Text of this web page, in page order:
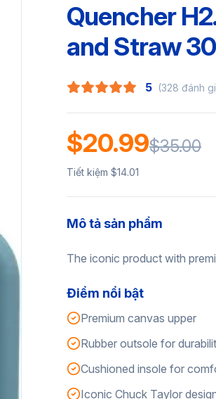
Quencher
and Straw
5 (328 đánh
$20.99$35.00
Tiết kiệm $14.01
Mô tả sản phẩm
The iconic product with
Điểm nổi bật
Premium canvas upper
Rubber outsole for
Cushioned insole for
Iconic Chuck Taylor